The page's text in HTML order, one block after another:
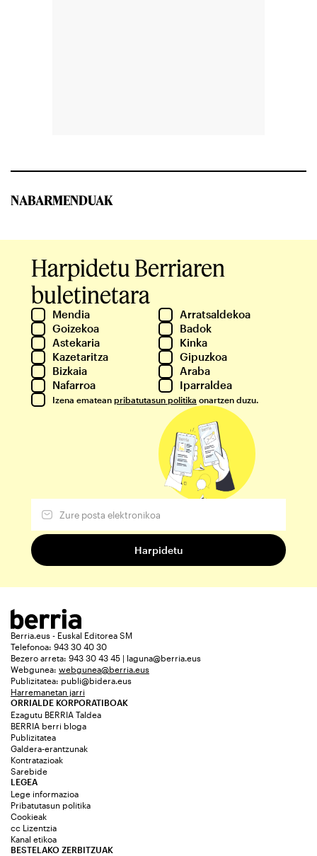
NABARMENDUAK
Harpidetu Berriaren
buletinetara
Mendia
Arratsaldekoa
Goizekoa
Badok
Astekaria
Kinka
Kazetaritza
Gipuzkoa
Bizkaia
Araba
Nafarroa
Iparraldea
Izena ematean pribatutasun politika onartzen duzu.
Berria.eus - Euskal Editorea SM
Telefonoa: 943 30 40 30
Bezero arreta: 943 30 43 45 | laguna@berria.eus
Webgunea: webgunea@berria.eus
Publizitatea: publi@bidera.eus
Harremanetan jarri
ORRIALDE KORPORATIBOAK
Ezagutu BERRIA Taldea
BERRIA berri bloga
Publizitatea
Galdera-erantzunak
Kontratazioak
Sarebide
LEGEA
Lege informazioa
Pribatutasun politika
Cookieak
cc Lizentzia
Kanal etikoa
BESTELAKO ZERBITZUAK